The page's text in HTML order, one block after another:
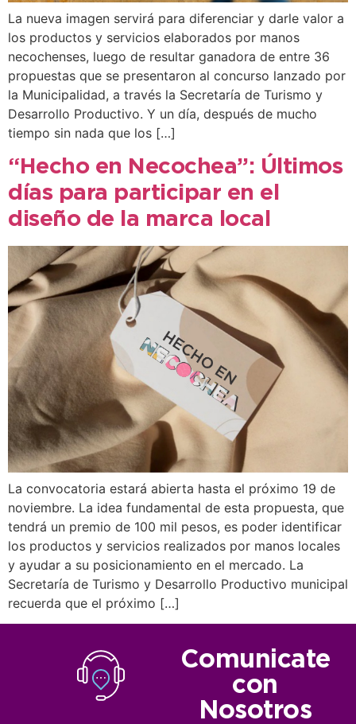
La nueva imagen servirá para diferenciar y darle valor a
los productos y servicios elaborados por manos
necochenses, luego de resultar ganadora de entre 36
propuestas que se presentaron al concurso lanzado por
la Municipalidad, a través la Secretaría de Turismo y
Desarrollo Productivo. Y un día, después de mucho
tiempo sin nada que los […]
“Hecho en Necochea”: Últimos
días para participar en el
diseño de la marca local
La convocatoria estará abierta hasta el próximo 19 de
noviembre. La idea fundamental de esta propuesta, que
tendrá un premio de 100 mil pesos, es poder identificar
los productos y servicios realizados por manos locales
y ayudar a su posicionamiento en el mercado. La
Secretaría de Turismo y Desarrollo Productivo municipal
recuerda que el próximo […]
Comunicate
con
Nosotros